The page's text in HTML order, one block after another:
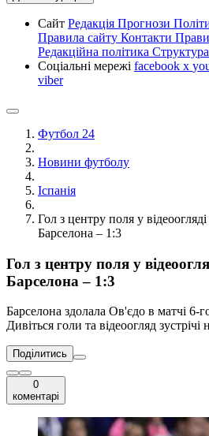
Сайт Редакція Прогнози
Правила сайту Контакти
Редакційна політика
Соціальні мережі facebook x
viber
Футбол 24
Новини футболу
Іспанія
Гол з центру поля у
Барселона – 1:3
Гол з центру поля у
Барселона – 1:3
Барселона здолала Ов'єдо в матчі 6-
Дивіться голи та відеоогляд
Поділитись
0
коментарі